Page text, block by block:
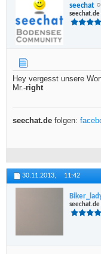
seechat
Hey vergesst unsere
Mr.-right
seechat.de folgen:
30.11.2013, 11:42
seechat.de